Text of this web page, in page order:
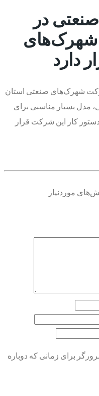
در
شهرک‌های
دارد
شهرک‌های صنعتی استان
مدل بسیار مناسبی برای
کار این شرکت قرار
موردنیاز
برای زمانی که دوباره